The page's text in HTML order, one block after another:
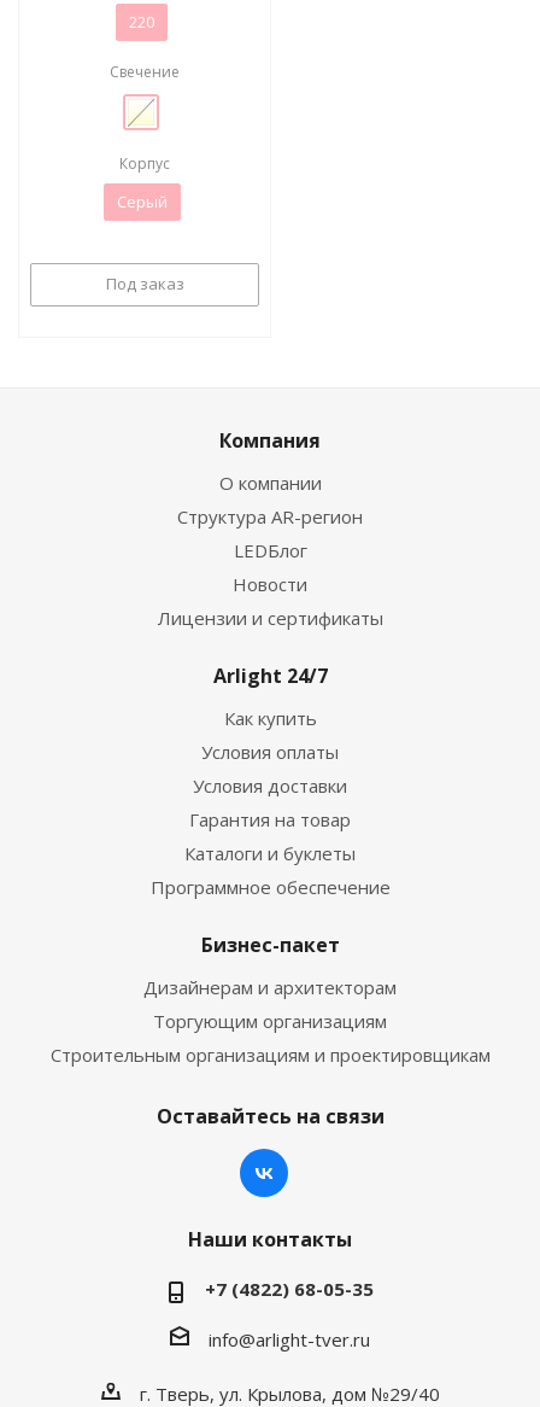
220
Свечение
Корпус
Серый
Под заказ
Компания
О компании
Структура AR-регион
LEDБлог
Новости
Лицензии и сертификаты
Arlight 24/7
Как купить
Условия оплаты
Условия доставки
Гарантия на товар
Каталоги и буклеты
Программное обеспечение
Бизнес-пакет
Дизайнерам и архитекторам
Торгующим организациям
Строительным организациям и проектировщикам
Оставайтесь на связи
Наши контакты
+7 (4822) 68-05-35
info@arlight-tver.ru
г. Тверь, ул. Крылова, дом №29/40